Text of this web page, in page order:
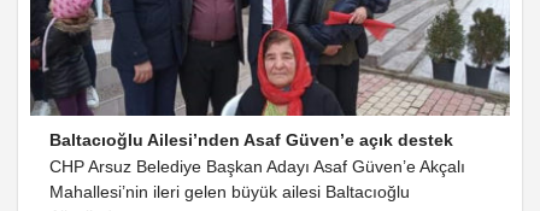
Baltacıoğlu Ailesi’nden Asaf Güven’e açık destek
CHP Arsuz Belediye Başkan Adayı Asaf Güven’e Akçalı
Mahallesi’nin ileri gelen büyük ailesi Baltacıoğlu